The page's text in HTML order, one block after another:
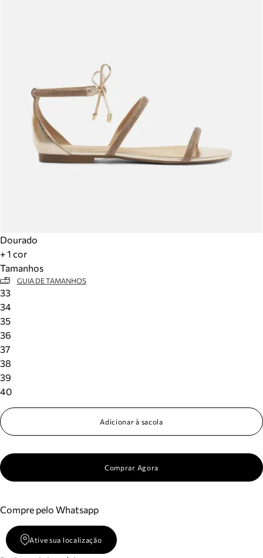
Dourado
+ 1 cor
Tamanhos
GUIA DE TAMANHOS
33
34
35
36
37
38
39
40
Adicionar à sacola
Comprar Agora
Compre pelo Whatsapp
Ative sua localização